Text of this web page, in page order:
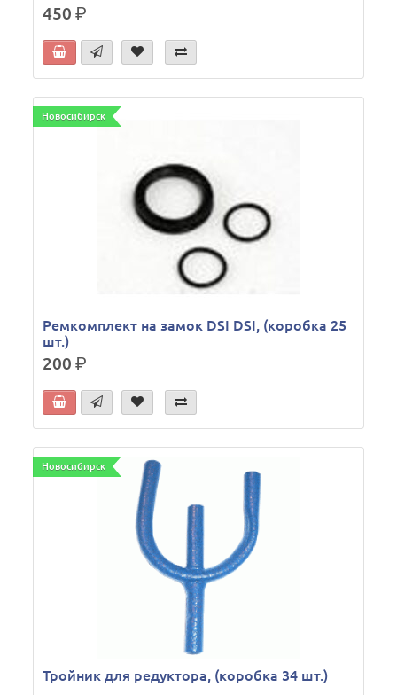
450р.
Новосибирск
Ремкомплект на замок DSI DSI, (коробка 25
шт.)
200р.
Новосибирск
Тройник для редуктора, (коробка 34 шт.)